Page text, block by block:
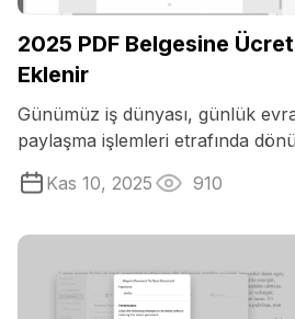
2025 PDF Belgesine
Eklenir
Günümüz iş dünyası, günlük
paylaşma işlemleri etrafında
ne kolaylaştırır ...
Kas 10, 2025 910